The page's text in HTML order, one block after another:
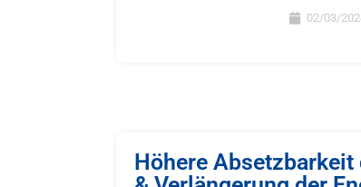
02/03/
Höhere